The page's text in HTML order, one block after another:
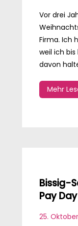
Vor drei
Firma. Ich
weil ich
davon
Mehr
Bissig-
Pay Day
25.